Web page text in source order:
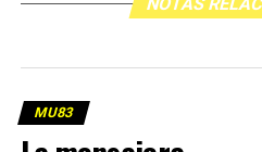
MU83